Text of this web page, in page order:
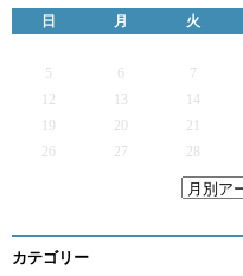
日 月 火
5
6 7
12
13 14
19
20 21
26
27 28
カテゴリー